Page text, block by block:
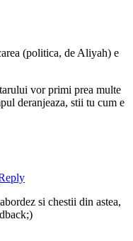
(politica, de Aliyah) e
vor primi prea multe
deranjeaza, stii tu cum e
si chestii din astea,